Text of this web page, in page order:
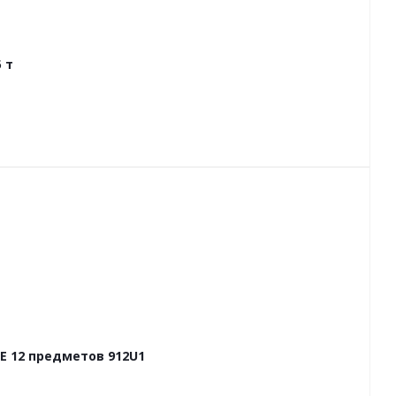
т
12 предметов 912U1